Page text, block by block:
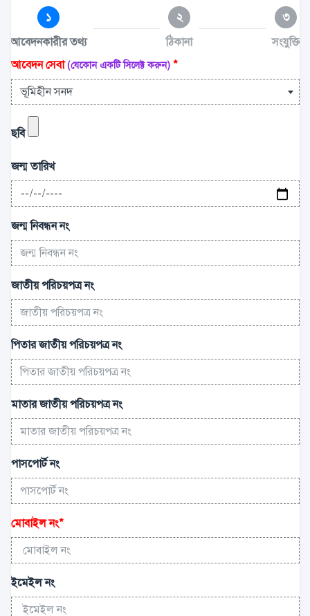
১
আবেদনকারীর তথ্য
২
ঠিকানা
৩
সংযুক্তি
আবেদন সেবা(যেকোন একটি সিলেক্ট করুন) *
ভূমিহীন সনদ
ছবি
জন্ম তারিখ
জন্ম নিবন্ধন নং
জাতীয় পরিচয়পত্র নং
পিতার জাতীয় পরিচয়পত্র নং
মাতার জাতীয় পরিচয়পত্র নং
পাসপোর্ট নং
মোবাইল নং*
ইমেইল নং